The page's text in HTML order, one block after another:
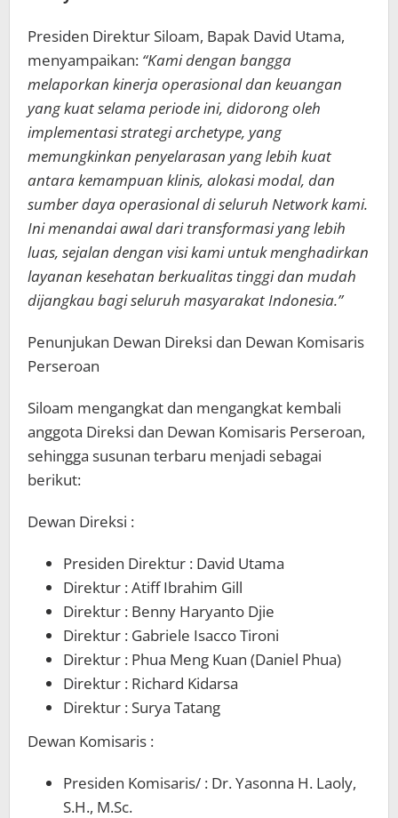
Presiden Direktur Siloam, Bapak David Utama,
menyampaikan: “Kami dengan bangga
melaporkan kinerja operasional dan keuangan
yang kuat selama periode ini, didorong oleh
implementasi strategi archetype, yang
memungkinkan penyelarasan yang lebih kuat
antara kemampuan klinis, alokasi modal, dan
sumber daya operasional di seluruh Network kami.
Ini menandai awal dari transformasi yang lebih
luas, sejalan dengan visi kami untuk menghadirkan
layanan kesehatan berkualitas tinggi dan mudah
dijangkau bagi seluruh masyarakat Indonesia.”
Penunjukan Dewan Direksi dan Dewan Komisaris
Perseroan
Siloam mengangkat dan mengangkat kembali
anggota Direksi dan Dewan Komisaris Perseroan,
sehingga susunan terbaru menjadi sebagai
berikut:
Dewan Direksi :
Presiden Direktur : David Utama
Direktur : Atiff Ibrahim Gill
Direktur : Benny Haryanto Djie
Direktur : Gabriele Isacco Tironi
Direktur : Phua Meng Kuan (Daniel Phua)
Direktur : Richard Kidarsa
Direktur : Surya Tatang
Dewan Komisaris :
Presiden Komisaris/ : Dr. Yasonna H. Laoly,
S.H., M.Sc.